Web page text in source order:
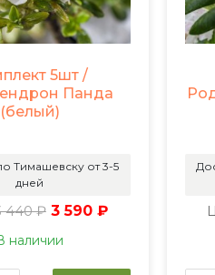
5шт /
Панда
(белый)
Тимашевску от 3-5
дней
440 ₽ 3 590 ₽
наличии